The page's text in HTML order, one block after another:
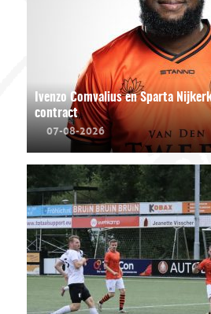
Ivenzo Comvalius en Sparta
contract
07-08-2026